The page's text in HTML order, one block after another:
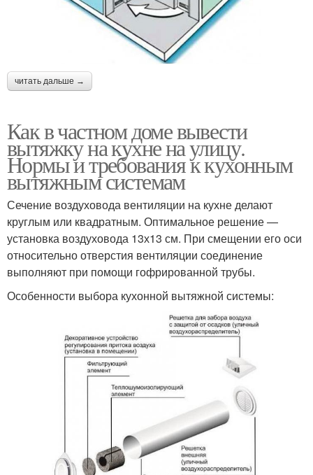
читать дальше →
Как в частном доме вывести
вытяжку на кухне на улицу.
Нормы и требования к кухонным
вытяжным системам
Сечение воздуховода вентиляции на кухне делают
круглым или квадратным. Оптимальное решение —
установка воздуховода 13х13 см. При смещении его оси
относительно отверстия вентиляции соединение
выполняют при помощи гофрированной трубы.
Особенности выбора кухонной вытяжной системы: